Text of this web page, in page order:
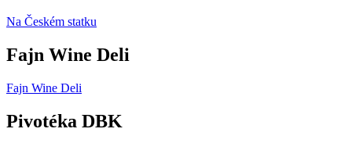
Na Českém statku
Fajn Wine Deli
Fajn Wine Deli
Pivotéka DBK